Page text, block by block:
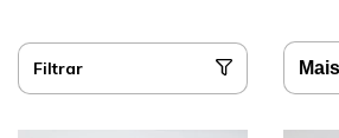
Filtrar